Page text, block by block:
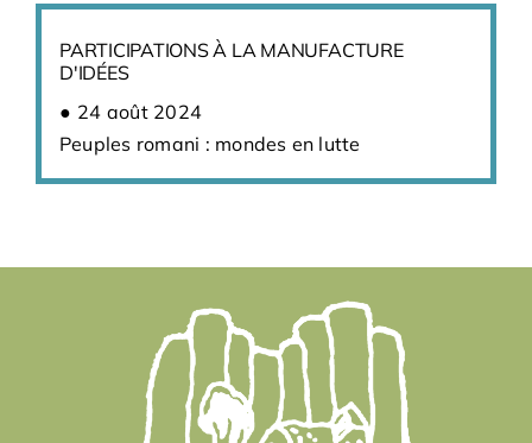
PARTICIPATIONS À LA MANUFACTURE
D'IDÉES
24 août 2024
Peuples romani : mondes en lutte